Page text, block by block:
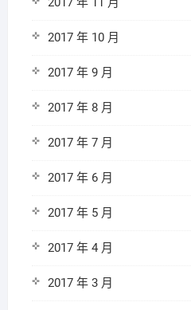
2017 年 10 月
2017 年 9 月
2017 年 8 月
2017 年 7 月
2017 年 6 月
2017 年 5 月
2017 年 4 月
2017 年 3 月